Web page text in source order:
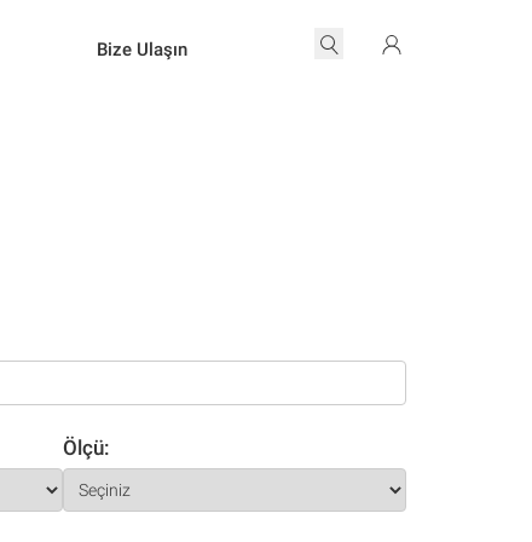
Bize Ulaşın
Ölçü: